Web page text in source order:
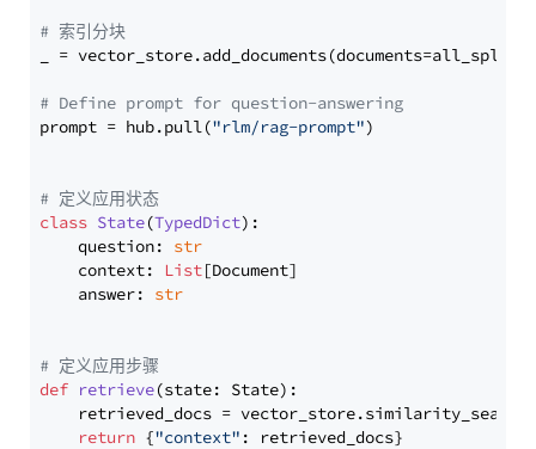
# 索引分块
_ = vector_store.add_documents(documents=all_splits)
# Define prompt for question-answering
prompt = hub.pull("rlm/rag-prompt")
# 定义应用状态
class State(TypedDict):
    question:
str
    context:
List[Document]
    answer:
str
# 定义应用步骤
def retrieve(state: State):
retrieved_docs =
return {"context" : retrieved_docs}